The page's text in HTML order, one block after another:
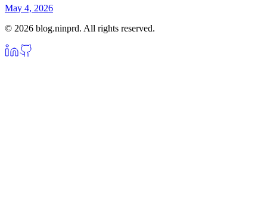
May 4, 2026
© 2026 blog.ninprd. All rights reserved.